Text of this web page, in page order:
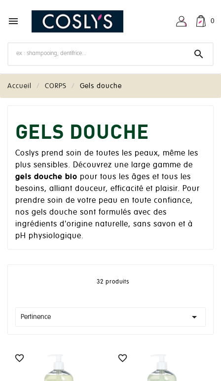
 0

Accueil CORPS Gels douche
GELS DOUCHE
Coslys prend soin de toutes les peaux, même les
plus sensibles. Découvrez une large gamme de
gels douche bio pour tous les âges et tous les
besoins, alliant douceur, efficacité et plaisir. Pour
prendre soin de votre peau en toute confiance,
nos gels douche sont formulés avec des
ingrédients d'origine naturelle, sans savon et à
pH physiologique.
32 produits
Pertinence 
 